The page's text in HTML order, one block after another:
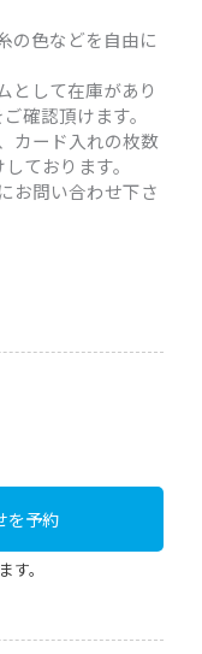
の色などを自由に
として在庫があり
確認頂けます。
カード入れの枚数
ております。
お問い合わせ下さ
を予約
。